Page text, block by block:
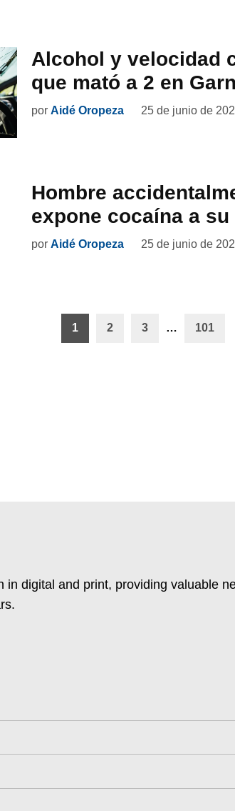
Alcohol y velocidad
que mató a 2 en
por Aidé Oropeza 25 de junio de
Hombre
expone cocaína a
por Aidé Oropeza 25 de junio de
1 2 3 … 101
digital and print, providing valuable